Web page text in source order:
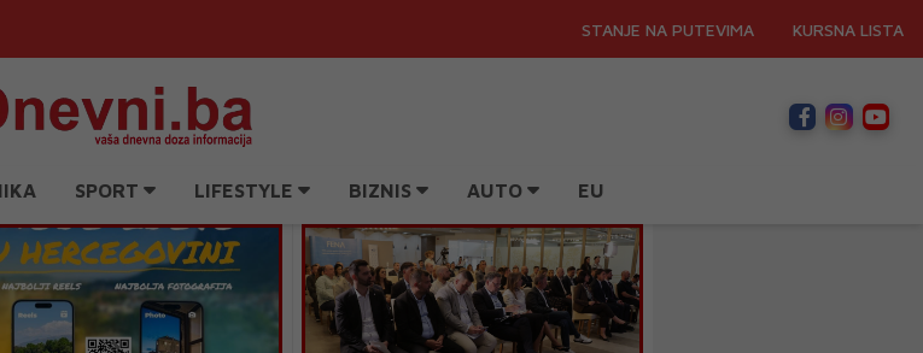
STANJE NA PUTEVIMA KURSNA LISTA
SPORT LIFESTYLE BIZNIS AUTO EU